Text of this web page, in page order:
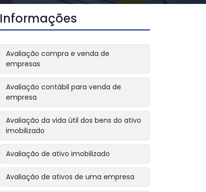
Informações
Avaliação compra e venda de
empresas
Avaliação contábil para venda de
empresa
Avaliação da vida útil dos bens do ativo
imobilizado
Avaliação de ativo imobilizado
Avaliação de ativos de uma empresa